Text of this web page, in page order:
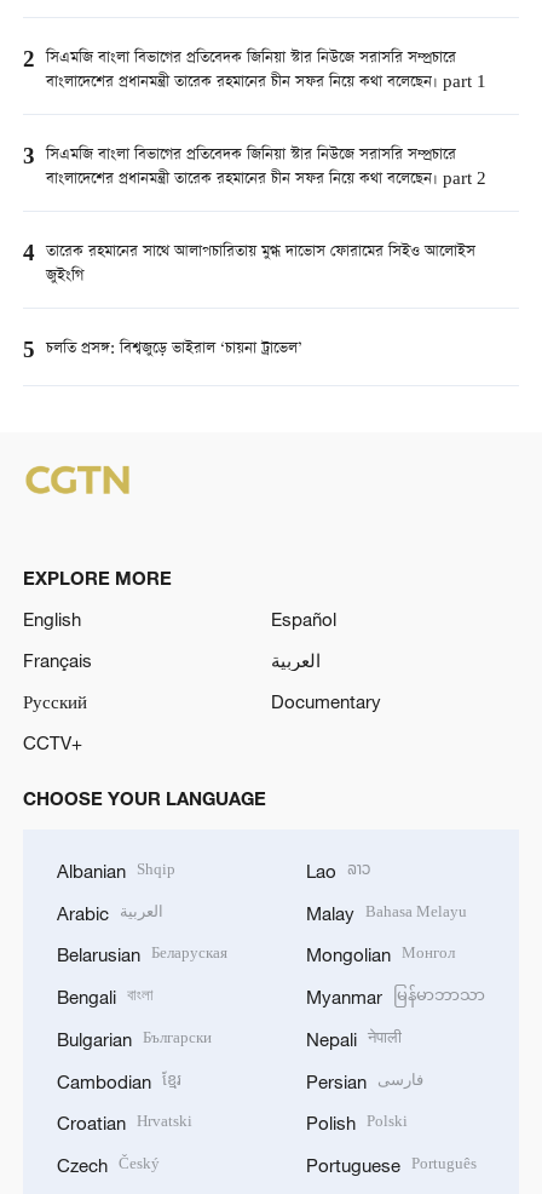
2 সিএমজি বাংলা বিভাগের প্রতিবেদক জিনিয়া স্টার নিউজে সরাসরি সম্প্রচারে
বাংলাদেশের প্রধানমন্ত্রী তারেক রহমানের চীন সফর নিয়ে কথা বলেছেন। part 1
3 সিএমজি বাংলা বিভাগের প্রতিবেদক জিনিয়া স্টার নিউজে সরাসরি সম্প্রচারে
বাংলাদেশের প্রধানমন্ত্রী তারেক রহমানের চীন সফর নিয়ে কথা বলেছেন। part 2
4 তারেক রহমানের সাথে আলাপচারিতায় মুগ্ধ দাভোস ফোরামের সিইও আলোইস
জুইংগি
5 চলতি প্রসঙ্গ: বিশ্বজুড়ে ভাইরাল ‘চায়না ট্রাভেল’
EXPLORE MORE
English
Español
Français
العربية
Русский
Documentary
CCTV+
CHOOSE YOUR LANGUAGE
Albanian Shqip
Arabic العربية
Belarusian Беларуская
Bengali বাংলা
Bulgarian Български
Cambodian ខ្មែរ
Croatian Hrvatski
Czech Český
Lao ລາວ
Malay Bahasa Melayu
Mongolian Монгол
Myanmar မြန်မာဘာသာ
Nepali नेपाली
Persian فارسی
Polish Polski
Portuguese Português